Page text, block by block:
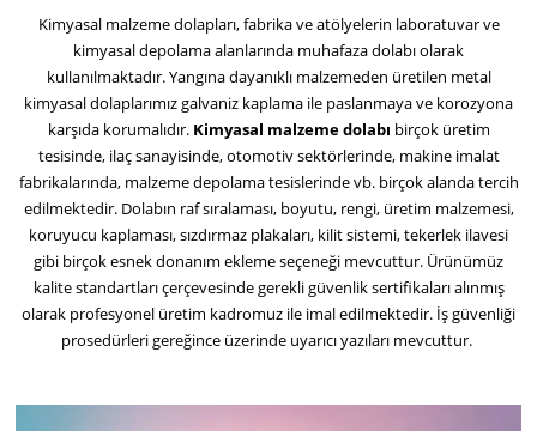
Kimyasal malzeme dolapları, fabrika ve atölyelerin laboratuvar ve
kimyasal depolama alanlarında muhafaza dolabı olarak
kullanılmaktadır.Yangına dayanıklı malzemeden üretilen metal
kimyasal dolaplarımız galvaniz kaplama ile paslanmaya ve korozyona
karşıda korumalıdır. Kimyasal malzeme dolabı birçok üretim
tesisinde, ilaç sanayisinde, otomotiv sektörlerinde, makine imalat
fabrikalarında, malzeme depolama tesislerinde vb. birçok alanda tercih
edilmektedir. Dolabın raf sıralaması, boyutu, rengi, üretim malzemesi,
koruyucu kaplaması, sızdırmaz plakaları, kilit sistemi, tekerlek ilavesi
gibi birçok esnek donanım ekleme seçeneği mevcuttur. Ürünümüz
kalite standartları çerçevesinde gerekli güvenlik sertifikaları alınmış
olarak profesyonel üretim kadromuz ile imal edilmektedir. İş güvenliği
prosedürleri gereğince üzerinde uyarıcı yazıları mevcuttur.